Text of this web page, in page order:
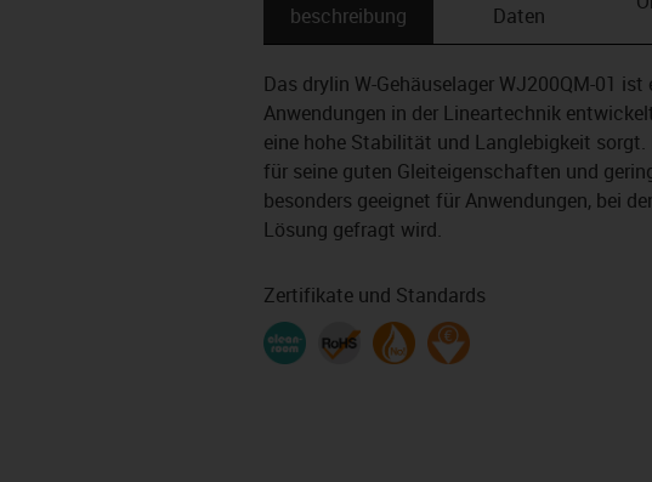
beschreibung
Daten
Das drylin W-Gehäuselager WJ200QM-01
Anwendungen in der Lineartechnik
eine hohe Stabilität und Langlebigkeit
für seine guten Gleiteigenschaften und
besonders geeignet für Anwendungen, bei
Lösung gefragt wird.
Zertifikate und Standards